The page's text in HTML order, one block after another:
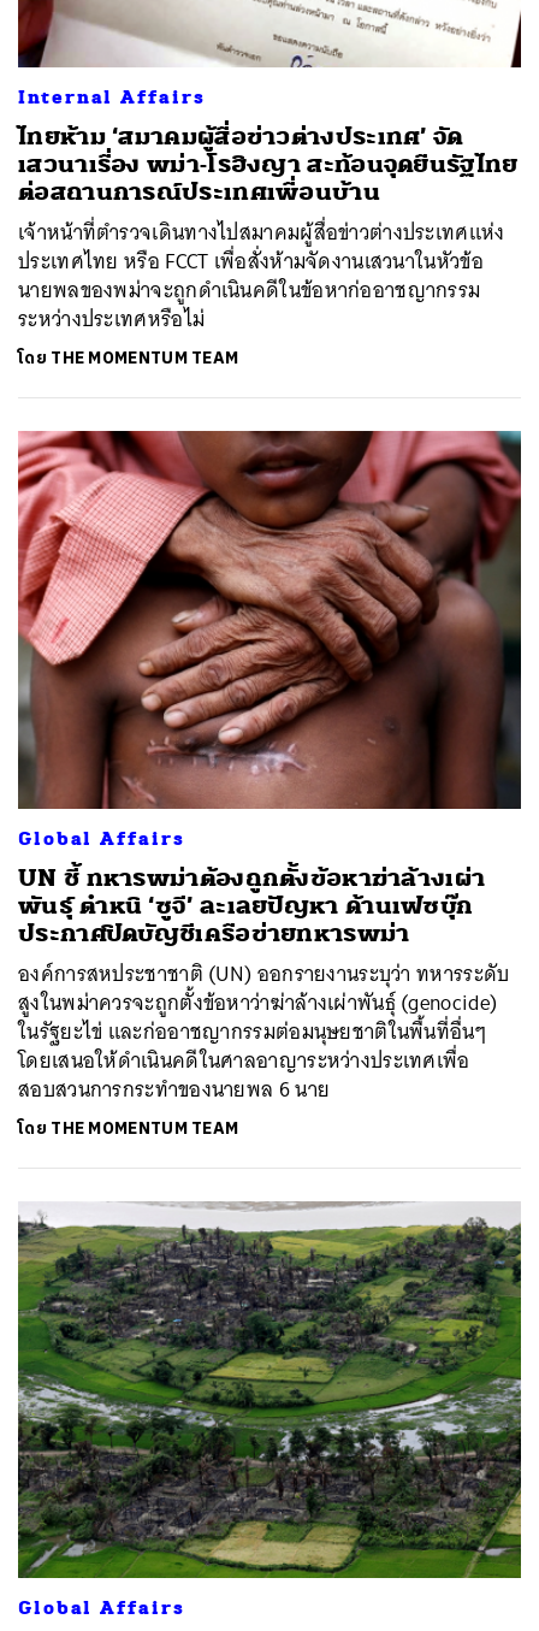
Internal Affairs
ไทยห้าม ‘สมาคมผู้สื่อข่าวต่างประเทศ’ จัด
เสวนาเรื่อง พม่า-โรฮิงญา สะท้อนจุดยืนรัฐไทย
ต่อสถานการณ์ประเทศเพื่อนบ้าน
เจ้าหน้าที่ตำรวจเดินทางไปสมาคมผู้สื่อข่าวต่างประเทศแห่ง
ประเทศไทย หรือ FCCT เพื่อสั่งห้ามจัดงานเสวนาในหัวข้อ
นายพลของพม่าจะถูกดำเนินคดีในข้อหาก่ออาชญากรรม
ระหว่างประเทศหรือไม่
โดย THE MOMENTUM TEAM
Global Affairs
UN ชี้ ทหารพม่าต้องถูกตั้งข้อหาฆ่าล้างเผ่า
พันธุ์ ตำหนิ ‘ซูจี’ ละเลยปัญหา ด้านเฟซบุ๊ก
ประกาศปิดบัญชีเครือข่ายทหารพม่า
องค์การสหประชาชาติ (UN) ออกรายงานระบุว่า ทหารระดับ
สูงในพม่าควรจะถูกตั้งข้อหาว่าฆ่าล้างเผ่าพันธุ์ (genocide)
ในรัฐยะไข่ และก่ออาชญากรรมต่อมนุษยชาติในพื้นที่อื่นๆ
โดยเสนอให้ดำเนินคดีในศาลอาญาระหว่างประเทศเพื่อ
สอบสวนการกระทำของนายพล 6 นาย
โดย THE MOMENTUM TEAM
Global Affairs
ค้นหา
SHARE TWEET LINE EMAIL